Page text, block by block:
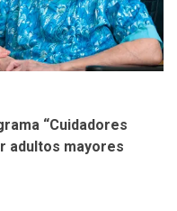
“Cuidadores
adultos mayores